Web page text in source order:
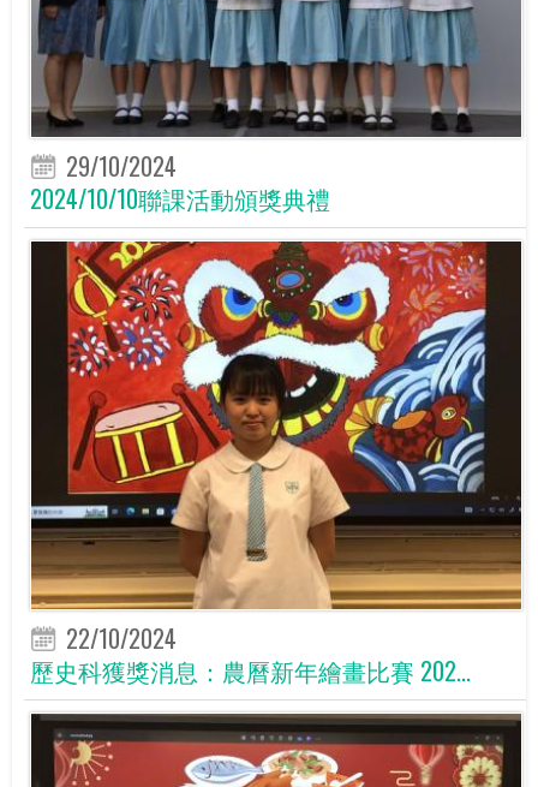
29/10/2024
2024/10/10聯課活動頒獎典禮
22/10/2024
歷史科獲獎消息：農曆新年繪畫比賽 202...